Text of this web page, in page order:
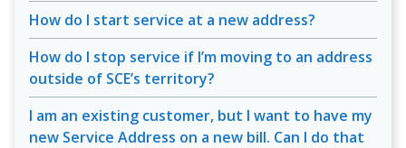
How do I start service at a new address?
How do I stop service if I’m moving to an address
outside of SCE’s territory?
I am an existing customer, but I want to have my
new Service Address on a new bill. Can I do that